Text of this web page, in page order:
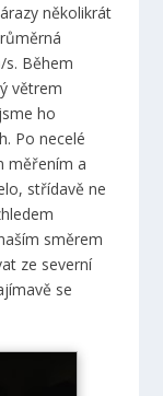
několikrát
Během
větrem
ho
Po necelé
měřením a
střídavě ne
směrem
ze severní
se